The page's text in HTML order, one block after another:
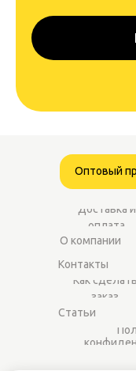
Контакты
О компании
Доставка и
оплата
Оптовый
Статьи
Как сделать
заказ